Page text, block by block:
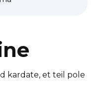
kardate, et teil pole